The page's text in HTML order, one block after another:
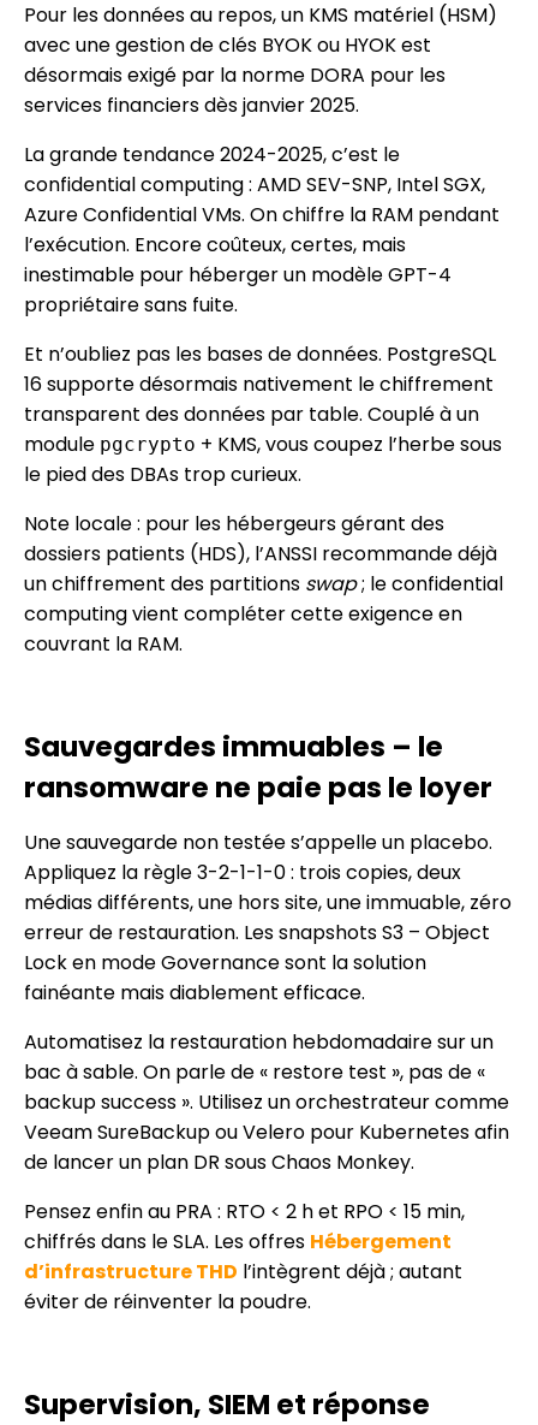
Pour les données au repos, un KMS matériel (HSM)
avec une gestion de clés BYOK ou HYOK est
désormais exigé par la norme DORA pour les
services financiers dès janvier 2025.
La grande tendance 2024-2025, c’est le
confidential computing : AMD SEV-SNP, Intel SGX,
Azure Confidential VMs. On chiffre la RAM pendant
l’exécution. Encore coûteux, certes, mais
inestimable pour héberger un modèle GPT-4
propriétaire sans fuite.
Et n’oubliez pas les bases de données. PostgreSQL
16 supporte désormais nativement le chiffrement
transparent des données par table. Couplé à un
module pgcrypto + KMS, vous coupez l’herbe sous
le pied des DBAs trop curieux.
Note locale : pour les hébergeurs gérant des
dossiers patients (HDS), l’ANSSI recommande déjà
un chiffrement des partitions swap; le confidential
computing vient compléter cette exigence en
couvrant la RAM.
Sauvegardes immuables – le
ransomware ne paie pas le loyer
Une sauvegarde non testée s’appelle un placebo.
Appliquez la règle 3-2-1-1-0 : trois copies, deux
médias différents, une hors site, une immuable, zéro
erreur de restauration. Les snapshots S3 – Object
Lock en mode Governance sont la solution
fainéante mais diablement efficace.
Automatisez la restauration hebdomadaire sur un
bac à sable. On parle de « restore test », pas de «
backup success ». Utilisez un orchestrateur comme
Veeam SureBackup ou Velero pour Kubernetes afin
de lancer un plan DR sous Chaos Monkey.
Pensez enfin au PRA : RTO < 2 h et RPO < 15 min,
chiffrés dans le SLA. Les offres Hébergement
d’infrastructure THD l’intègrent déjà ; autant
éviter de réinventer la poudre.
Supervision, SIEM et réponse